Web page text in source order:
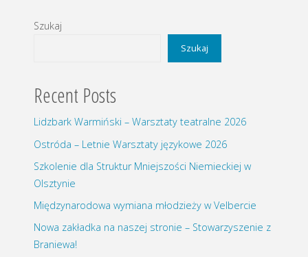
Szukaj
Szukaj
Recent Posts
Lidzbark Warmiński – Warsztaty teatralne 2026
Ostróda – Letnie Warsztaty językowe 2026
Szkolenie dla Struktur Mniejszości Niemieckiej w
Olsztynie
Międzynarodowa wymiana młodzieży w Velbercie
Nowa zakładka na naszej stronie – Stowarzyszenie z
Braniewa!